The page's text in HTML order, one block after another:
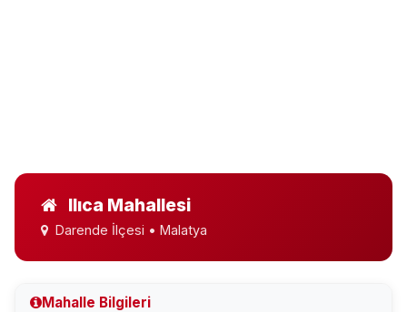
Ilıca Mahallesi
Darende İlçesi • Malatya
Mahalle Bilgileri